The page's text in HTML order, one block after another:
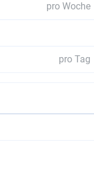
pro Woche
pro Tag